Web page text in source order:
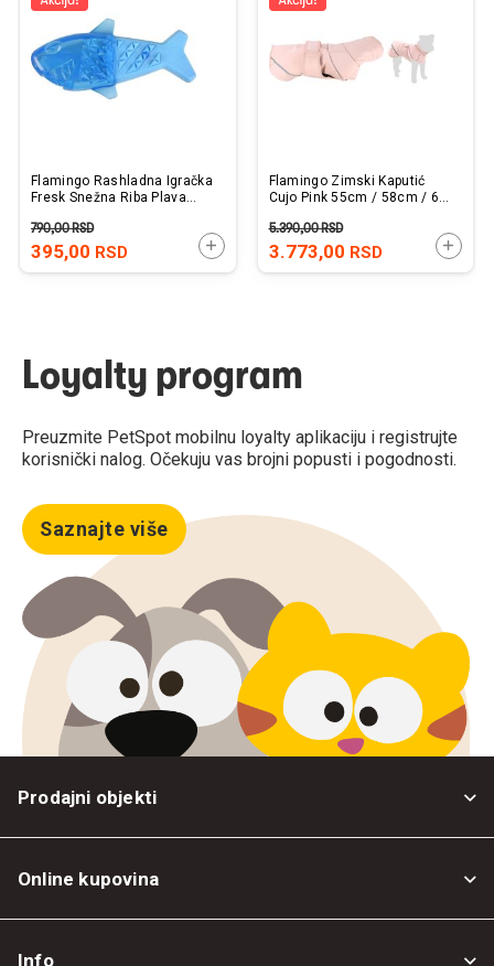
Flamingo Rashladna Igračka
Fresk Snežna Riba Plava
395,00 RSD
790,00RSD
DODAJTE U KORPU
Flamingo Zimski Kaputić
Cujo Pink 55cm / 58cm / 64-
3.773,00 RSD
5.390,00RSD
Loyalty program
Preuzmite PetSpot mobilnu loyalty aplikaciju i registrujte
korisnički nalog. Očekuju vas brojni popusti i pogodnosti.
Saznajte više
Prodajni objekti
Online kupovina
Info